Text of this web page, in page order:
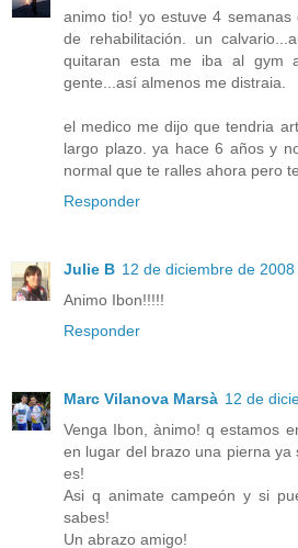
animo tio! yo estuve 4
de rehabilitación. un
quitaran esta me iba al gym
gente...así almenos me distraia.
el medico me dijo que tendria
largo plazo. ya hace 6 años y
normal que te ralles ahora pero
Responder
Julie B 12 de diciembre de
Animo Ibon!!!!!
Responder
Marc Vilanova Marsà 12 de
Venga Ibon, ànimo! q estamos
en lugar del brazo una pierna
es!
Asi q animate campeón y si
sabes!
Un abrazo amigo!